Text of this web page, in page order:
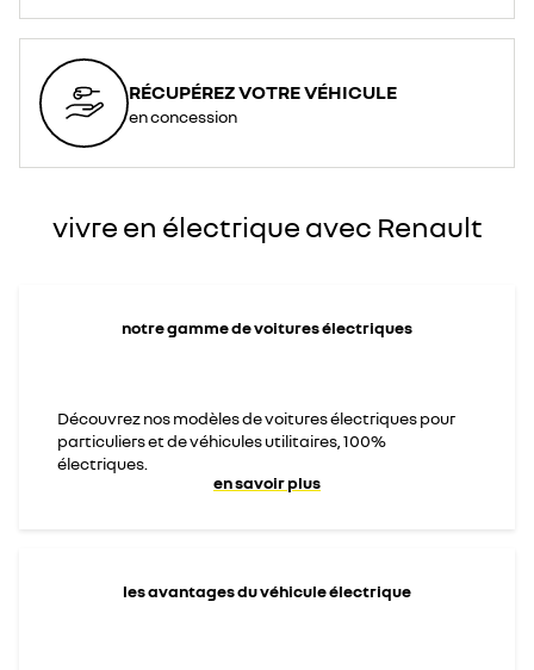
RÉCUPÉREZ VOTRE VÉHICULE
en concession
vivre en électrique avec Renault
notre gamme de voitures électriques
Découvrez nos modèles de voitures électriques pour
particuliers et de véhicules utilitaires, 100%
électriques.
en savoir plus
les avantages du véhicule électrique